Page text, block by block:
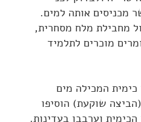
מכניסים אותה למים.
מחבילת מלח מסחרית,
מוכרים לתלמיד
כימית המכילה מים
שוקעת) הוסיפו
וערבבו בעדינות.